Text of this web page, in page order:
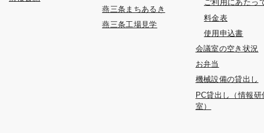
燕三条まちあるき
燕三条工場見学
ご利用にあたっ
料金表
使用申込書
会議室の空き状況
お弁当
機械設備の貸出し
PC貸出し（情報研
室）